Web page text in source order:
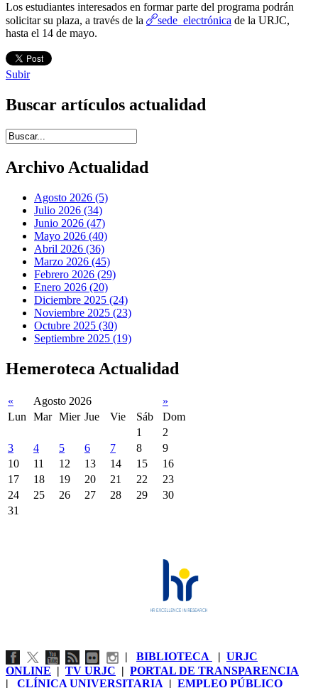
Los estudiantes interesados en formar parte del programa podrán
solicitar su plaza, a través de la
sede electrónica de la URJC,
hasta el 14 de mayo.
Subir
Buscar artículos actualidad
Introduce términos de búsqueda
Archivo Actualidad
Agosto 2026 (5)
Julio 2026 (34)
Junio 2026 (47)
Mayo 2026 (40)
Abril 2026 (36)
Marzo 2026 (45)
Febrero 2026 (29)
Enero 2026 (20)
Diciembre 2025 (24)
Noviembre 2025 (23)
Octubre 2025 (30)
Septiembre 2025 (19)
Hemeroteca Actualidad
« Agosto 2026
»
Lun
Mar Mier Jue Vie Sáb
Dom
1
2
3
4 5 6 7 8
9
10
11 12 13 14 15
16
17
18 19 20 21 22
23
24
25 26 27 28 29
30
31
| BIBLIOTECA | URJC
ONLINE | TV URJC | PORTAL DE TRANSPARENCIA
| CLÍNICA UNIVERSITARIA | EMPLEO PÚBLICO